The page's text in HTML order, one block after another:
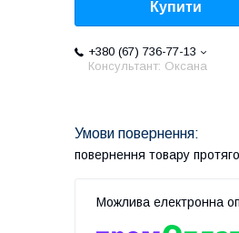
Купити
+380 (67) 736-77-13
Консультант: Оксана
повернення товару